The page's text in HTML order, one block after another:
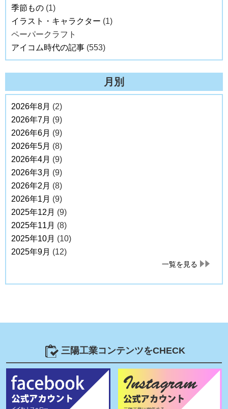
季節もの (1)
イラスト・キャラクター (1)
ペーパークラフト
アイコム時代の記事 (553)
月別
2026年8月 (2)
2026年7月 (9)
2026年6月 (9)
2026年5月 (8)
2026年4月 (9)
2026年3月 (9)
2026年2月 (8)
2026年1月 (9)
2025年12月 (9)
2025年11月 (8)
2025年10月 (10)
2025年9月 (12)
一覧を見る
三陽工業コンテンツをCHECK